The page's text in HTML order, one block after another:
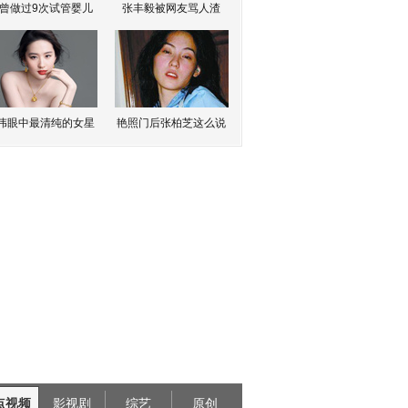
做过9次试管婴儿 张丰毅被网友骂人渣
眼中最清纯的女星 艳照门后张柏芝这么说
视频 影视剧 综艺 原创